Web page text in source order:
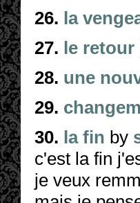
26. la
27. le retour
28. une
29.
30. la fin by
c'est la fin
je veux